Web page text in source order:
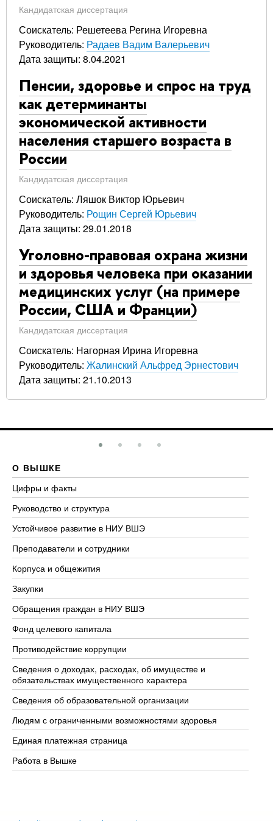
Кандидатская диссертация
Соискатель: Решетеева Регина Игоревна
Руководитель: Радаев Вадим Валерьевич
Дата защиты: 8.04.2021
Пенсии, здоровье и спрос на труд
как детерминанты
экономической активности
населения старшего возраста в
России
Кандидатская диссертация
Соискатель: Ляшок Виктор Юрьевич
Руководитель: Рощин Сергей Юрьевич
Дата защиты: 29.01.2018
Уголовно-правовая охрана жизни
и здоровья человека при оказании
медицинских услуг (на примере
России, США и Франции)
Кандидатская диссертация
Соискатель: Нагорная Ирина Игоревна
Руководитель: Жалинский Альфред Эрнестович
Дата защиты: 21.10.2013
О ВЫШКЕ
Цифры и факты
Руководство и структура
Устойчивое развитие в НИУ ВШЭ
Преподаватели и сотрудники
Корпуса и общежития
Закупки
Обращения граждан в НИУ ВШЭ
Фонд целевого капитала
Противодействие коррупции
Сведения о доходах, расходах, об имуществе и
обязательствах имущественного характера
Сведения об образовательной организации
Людям с ограниченными возможностями здоровья
Единая платежная страница
Работа в Вышке